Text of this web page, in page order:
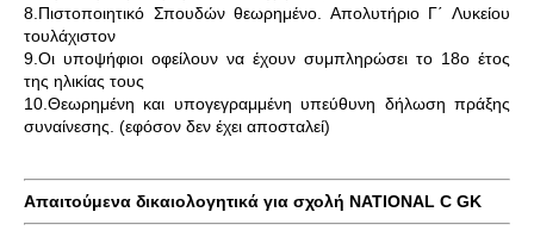
8.Πιστοποιητικό Σπουδών θεωρημένο. Απολυτήριο Γ΄ Λυκείου
τουλάχιστον
9.Οι υποψήφιοι οφείλουν να έχουν συμπληρώσει το 18ο έτος
της ηλικίας τους
10.Θεωρημένη και υπογεγραμμένη υπεύθυνη δήλωση πράξης
συναίνεσης. (εφόσον δεν έχει αποσταλεί)
Απαιτούμενα δικαιολογητικά για σχολή NATIONAL C GK